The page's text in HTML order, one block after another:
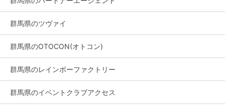
群馬県のツヴァイ
群馬県のOTOCON(オトコン)
群馬県のレインボーファクトリー
群馬県のイベントクラブアクセス